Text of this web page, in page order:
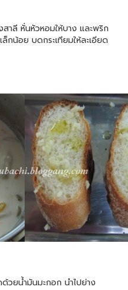
าลี หั่นหัวหอมให้บาง และพริก
กน้อย บดกระเทียมให้ละเอียด
วยน้ำมันมะกอก นำไปย่าง